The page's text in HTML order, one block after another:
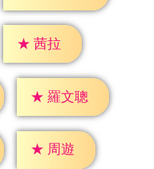
★ 茜拉
★ 羅文聰
★ 周遊